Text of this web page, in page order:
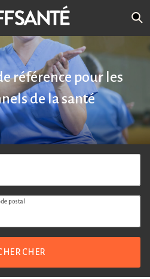
référence pour les
de la santé
postal